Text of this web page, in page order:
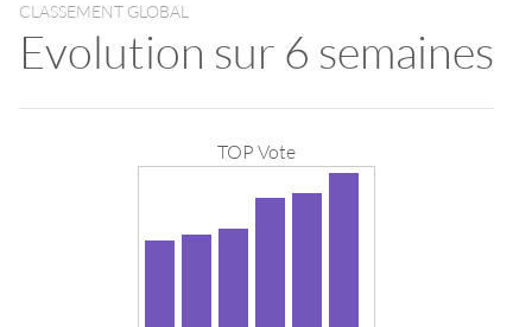
CLASSEMENT GLOBAL
Evolution sur 6 semaines
TOP Vote